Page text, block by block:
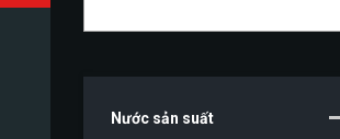
Nước sản suất